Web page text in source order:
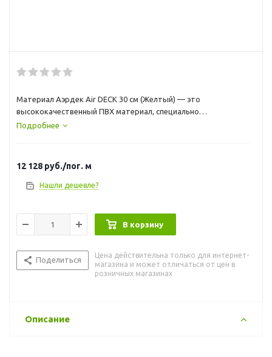
Материал Аэрдек Air DECK 30 см (Желтый) — это
высококачественный ПВХ материал, специально
разработанный для создания надувных палуб высокого
подходит для использования в любых климатических
условиях.
Подробнее
12 128 руб./пог. м
Нашли дешевле?
В корзину
Поделиться
Цена действительна только для интернет-
магазина и может отличаться от цен в
розничных магазинах
Описание